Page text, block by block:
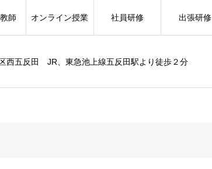
西五反田 JR、東急池上線五反田駅より徒歩２分
師 オンライン授業 社員研修 出張研修